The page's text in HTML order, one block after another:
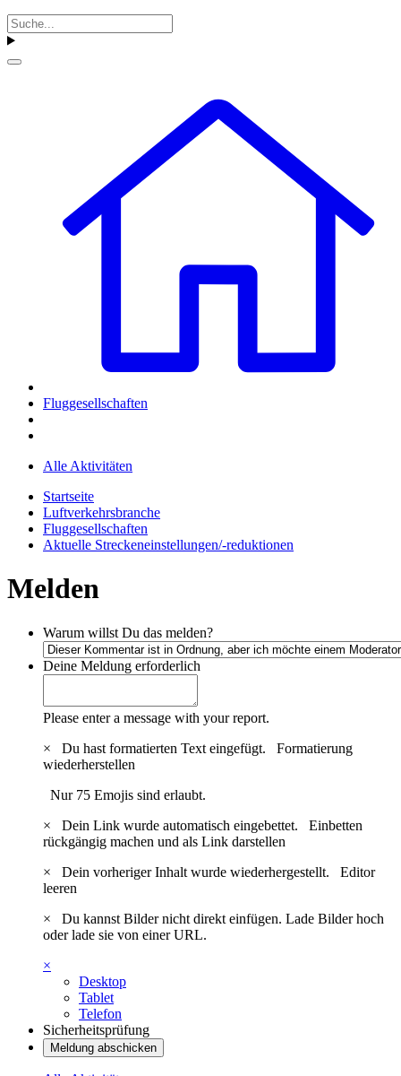
Fluggesellschaften
Alle Aktivitäten
Startseite
Luftverkehrsbranche
Fluggesellschaften
Aktuelle Streckeneinstellungen/-reduktionen
Melden
Warum willst Du das melden?
Deine Meldung erforderlich
Please enter a message with your report.
×
Du hast formatierten Text eingefügt. Formatierung
wiederherstellen
Nur 75 Emojis sind erlaubt.
×
Dein Link wurde automatisch eingebettet. Einbetten
rückgängig machen und als Link darstellen
×
Dein vorheriger Inhalt wurde wiederhergestellt. Editor
leeren
×
Du kannst Bilder nicht direkt einfügen. Lade Bilder hoch
oder lade sie von einer URL.
×
Desktop
Tablet
Telefon
Sicherheitsprüfung
Meldung abschicken